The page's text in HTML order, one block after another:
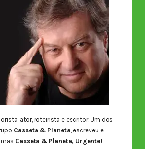
ator, roteirista e escritor. Um dos
Casseta & Planeta, escreveu e
Casseta & Planeta, Urgente!,